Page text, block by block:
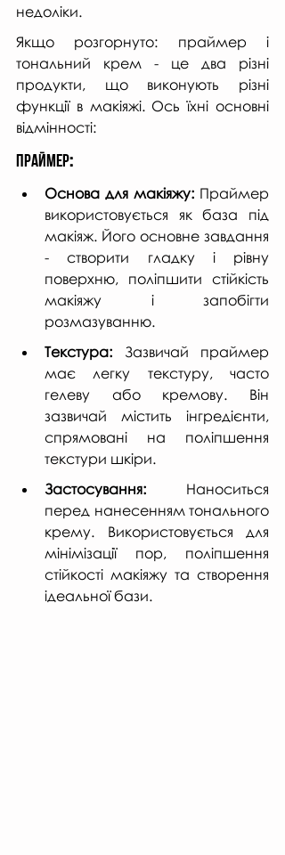
недоліки.
Якщо розгорнуто: праймер і
тональний крем - це два різні
продукти, що виконують різні
функції в макіяжі. Ось їхні основні
відмінності:
Праймер:
Основа для макіяжу: Праймер
використовується як база під
макіяж. Його основне завдання
- створити гладку і рівну
поверхню, поліпшити стійкість
макіяжу і запобігти
розмазуванню.
Текстура: Зазвичай праймер
має легку текстуру, часто
гелеву або кремову. Він
зазвичай містить інгредієнти,
спрямовані на поліпшення
текстури шкіри.
Застосування: Наноситься
перед нанесенням тонального
крему. Використовується для
мінімізації пор, поліпшення
стійкості макіяжу та створення
ідеальної бази.